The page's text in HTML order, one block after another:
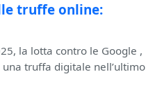
truffe online:
la lotta contro le Google ,
truffa digitale nell’ultimo